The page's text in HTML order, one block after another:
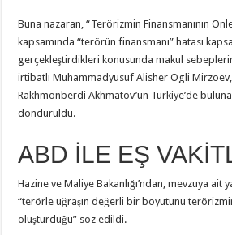
Buna nazaran, “Terörizmin Finansmanının
kapsamında “terörün finansmanı” hatası
gerçekleştirdikleri konusunda makul
irtibatlı Muhammadyusuf Alisher Ogli
Rakhmonberdi Akhmatov’un Türkiye’de
donduruldu.
ABD İLE EŞ
Hazine ve Maliye Bakanlığı’ndan, mevzuya ait
“terörle uğraşın değerli bir boyutunu
oluşturduğu” söz edildi.